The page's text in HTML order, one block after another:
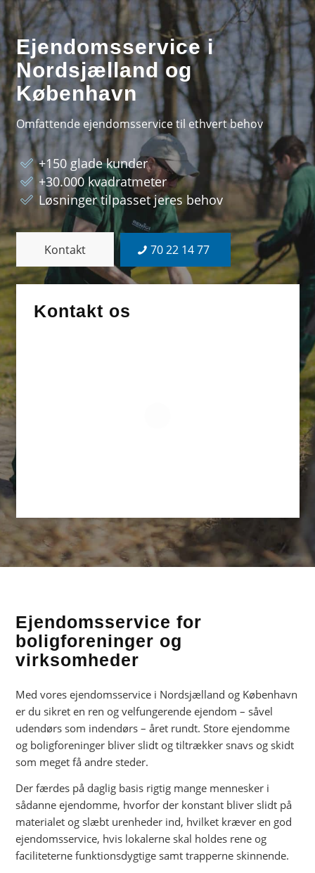
Ejendomsservice i
Nordsjælland og
København
Omfattende ejendomsservice til ethvert behov
+150 glade kunder
+30.000 kvadratmeter
Løsninger tilpasset jeres behov
Kontakt 70 22 14 77
Kontakt os
Ejendomsservice for
boligforeninger og
virksomheder
Med vores ejendomsservice i Nordsjælland og København
er du sikret en ren og velfungerende ejendom – såvel
udendørs som indendørs – året rundt. Store ejendomme
og boligforeninger bliver slidt og tiltrækker snavs og skidt
som meget få andre steder.
Der færdes på daglig basis rigtig mange mennesker i
sådanne ejendomme, hvorfor der konstant bliver slidt på
materialet og slæbt urenheder ind, hvilket kræver en god
ejendomsservice, hvis lokalerne skal holdes rene og
faciliteterne funktionsdygtige samt trapperne skinnende.